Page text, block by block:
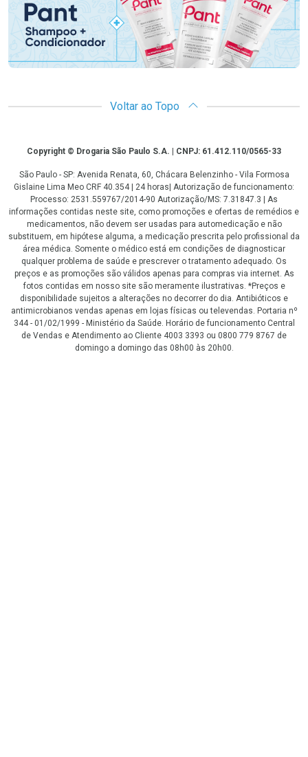
Voltar ao Topo
CopyrightCopyright © Drogaria São Paulo S.A. | CNPJ: 61.412.110/0565-33
São Paulo - SP: Avenida Renata, 60, Chácara Belenzinho - Vila Formosa
Gislaine Lima Meo CRF 40.354 | 24 horas| Autorização de funcionamento:
Processo: 2531.559767/2014-90 Autorização/MS: 7.31847.3 | As
informações contidas neste site, como promoções e ofertas de remédios e
medicamentos, não devem ser usadas para automedicação e não
substituem, em hipótese alguma, a medicação prescrita pelo profissional da
área médica. Somente o médico está em condições de diagnosticar
qualquer problema de saúde e prescrever o tratamento adequado. Os
preços e as promoções são válidos apenas para compras via internet. As
fotos contidas em nosso site são meramente ilustrativas. *Preços e
disponibilidade sujeitos a alterações no decorrer do dia. Antibióticos e
antimicrobianos vendas apenas em lojas físicas ou televendas. Portaria nº
344 - 01/02/1999 - Ministério da Saúde. Horário de funcionamento Central
de Vendas e Atendimento ao Cliente 4003 3393 ou 0800 779 8767 de
domingo a domingo das 08h00 às 20h00.